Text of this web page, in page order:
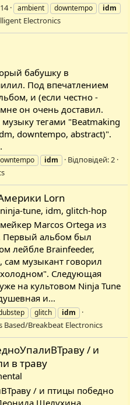
ambient downtempo idm
Electronics
бабушку в
Под впечатлением
и (если честно -
он очень доставил.
тегами "Beatmaking
downtempo, abstract)".
idm
Відповідей: 2
Lorn
tune, idm, glitch-hop
Marcos Ortega из
альбом был
лейбле Brainfeeder,
музыкант говорил
холодном". Следующая
на культовом Ninja Tune
и...
glitch idm
Based/Breakbeat Electronics
/ и
в траву
/ и птицы победно